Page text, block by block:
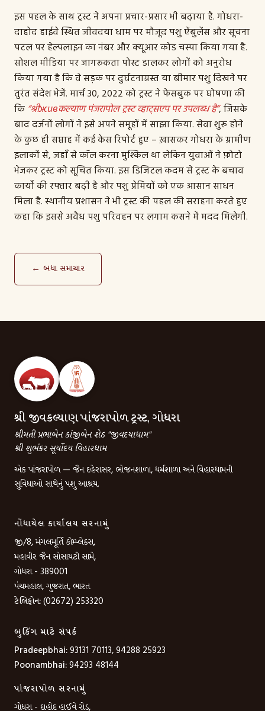
इस पहल के साथ ट्रस्ट ने अपना प्रचार-प्रसार भी बढ़ाया है. गोधरा-
दाहोद हाईवे स्थित जीवदया धाम पर मौजूद पशु ऐंबुलेंस और सूचना
पटल पर हेल्पलाइन का नंबर और क्यूआर कोड चस्पा किया गया है.
सोशल मीडिया पर जागरूकता पोस्ट डालकर लोगों को अनुरोध
किया गया है कि वे सड़क पर दुर्घटनाग्रस्त या बीमार पशु दिखने पर
तुरंत संदेश भेजें. मार्च 30, 2022 को ट्रस्ट ने फेसबुक पर घोषणा की
कि “श्रीживकल्याण पंजरापोल ट्रस्ट व्हाट्सएप पर उपलब्ध है”, जिसके
बाद दर्जनों लोगों ने इसे अपने समूहों में साझा किया. सेवा शुरू होने
के कुछ ही सप्ताह में कई केस रिपोर्ट हुए – ख़ासकर गोधरा के ग्रामीण
इलाकों से, जहाँ से कॉल करना मुश्किल था लेकिन युवाओं ने फ़ोटो
भेजकर ट्रस्ट को सूचित किया. इस डिजिटल कदम से ट्रस्ट के बचाव
कार्यों की रफ्तार बढ़ी है और पशु प्रेमियों को एक आसान साधन
मिला है. स्थानीय प्रशासन ने भी ट्रस्ट की पहल की सराहना करते हुए
कहा कि इससे अवैध पशु परिवहन पर लगाम कसने में मदद मिलेगी.
← બધા સમાચાર
શ્રી જીવકલ્યાણ પાંજરાપોળ ટ્રસ્ટ, ગોધરા
શ્રીમતી પ્રભાબેન કાંજીબેન શેઠ "જીવદયાધામ"
શ્રી શુભંકર સૂર્યોદય વિહારધામ
એક પાંજરાપોળ — જૈન દહેરાસર, ભોજનશાળા, ધર્મશાળા અને વિહારધામની
સુવિધાઓ સાથેનું પશુ આશ્રય.
નોંધાયેલ કાર્યાલય સરનામું
જી/8, મંગલમૂર્તિ કોમ્પ્લેક્સ,
મહાવીર જૈન સોસાયટી સામે,
ગોધરા - 389001
પંચમહાલ, ગુજરાત, ભારત
ટેલિફોન:(02672) 253320
બુકિંગ માટે સંપર્ક
Pradeepbhai:93131 70113, 94288 25923
Poonambhai:94293 48144
પાંજરાપોળ સરનામું
ગોધરા - દાહોદ હાઈવે રોડ,